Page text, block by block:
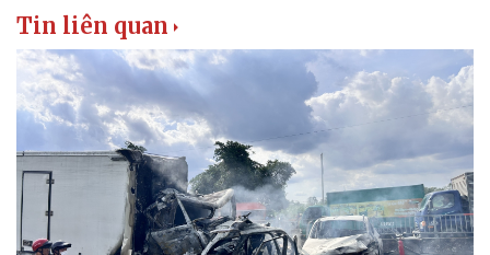
Tin liên quan